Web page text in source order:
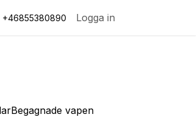
+46855380890 Logga in
Begagnade vapen